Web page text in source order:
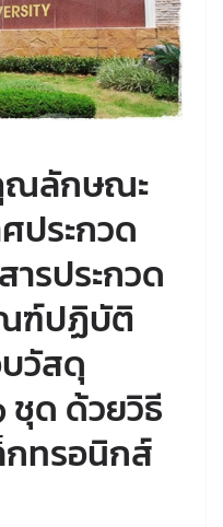
ณลักษณะ
ประกวด
ารประกวด
ฑ์ปฏิบัติ
วัสดุ
ชุด ด้วยวิธี
กทรอนิกส์